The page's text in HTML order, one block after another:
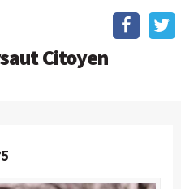
Citoyen